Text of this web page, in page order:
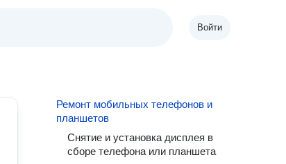
Войти
Ремонт мобильных телефонов и
планшетов
Снятие и установка дисплея в
сборе телефона или планшета